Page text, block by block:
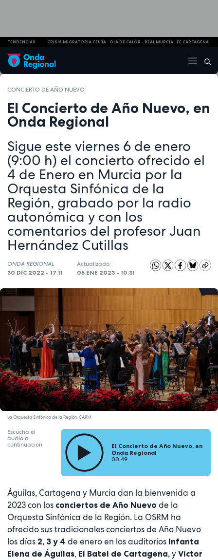
TENDENCIAS CRISIS MIGRATORIA CEUTA OLA DE CALOR REAL MURCIA FC CARTAGENA
CONCIERTO DE AÑO NUEVO
El Concierto de Año Nuevo, en
Onda Regional
Sigue este viernes 6 de enero
(9:00 h) el concierto ofrecido el
4 de Enero en Murcia por la
Orquesta Sinfónica de la
Región, grabado por la radio
autonómica y con los
comentarios del profesor Juan
Hernández Cutillas
ONDA REGIONAL
30 DIC 2022 - 17:11
Actualizado:
05 ENE 2023 - 10:31
La Orquesta Sinfónica de la Región. CARM
Escucha el
audio a
continuación
El Concierto de Año Nuevo, en
Onda Regional
00:49
Águilas, Cartagena y Murcia dan la bienvenida a
2023 con los conciertos de Año Nuevo de la
Orquesta Sinfónica de la Región. La OSRM ha
ofrecido sus tradicionales conciertos de Año Nuevo
los días 2, 3 y 4 de enero en los auditorios Infanta
Elena de Águilas, El Batel de Cartagena, y Víctor